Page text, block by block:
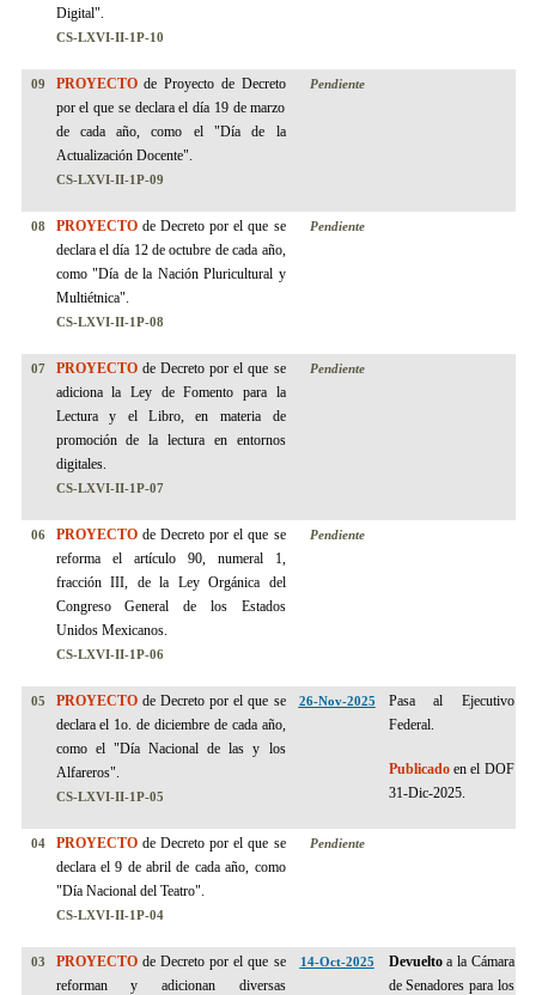
Digital".
CS-LXVI-II-1P-10
09 PROYECTOde Proyecto de Decreto
por el que se declara el día 19 de marzo
de cada año, como el "Día de la
Actualización Docente".
CS-LXVI-II-1P-09
Pendiente
08 PROYECTOde Decreto por el que se
declara el día 12 de octubre de cada año,
como "Día de la Nación Pluricultural y
Multiétnica".
CS-LXVI-II-1P-08
Pendiente
07 PROYECTOde Decreto por el que se
adiciona la Ley de Fomento para la
Lectura y el Libro, en materia de
promoción de la lectura en entornos
digitales.
CS-LXVI-II-1P-07
Pendiente
06 PROYECTOde Decreto por el que se
reforma el artículo 90, numeral 1,
fracción III, de la Ley Orgánica del
Congreso General de los Estados
Unidos Mexicanos.
CS-LXVI-II-1P-06
Pendiente
05 PROYECTOde Decreto por el que se
declara el 1o. de diciembre de cada año,
como el "Día Nacional de las y los
Alfareros".
CS-LXVI-II-1P-05
26-Nov-2025
Pasa al Ejecutivo
Federal.
Publicadoen el DOF
31-Dic-2025.
04 PROYECTOde Decreto por el que se
declara el 9 de abril de cada año, como
"Día Nacional del Teatro".
CS-LXVI-II-1P-04
Pendiente
03 PROYECTOde Decreto por el que se
reforman y adicionan diversas
14-Oct-2025 Devueltoa la Cámara
de Senadores para los